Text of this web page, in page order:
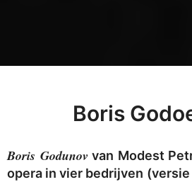
Boris
Boris Godunovvan Modest
opera in vier bedrijven